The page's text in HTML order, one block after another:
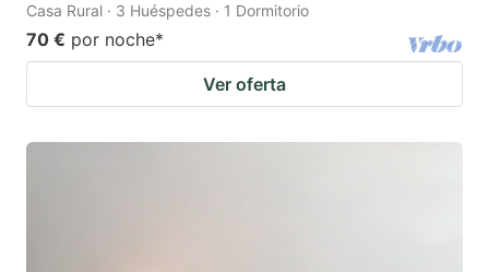
Casa Rural · 3 Huéspedes · 1 Dormitorio
70 € por noche*
Ver oferta